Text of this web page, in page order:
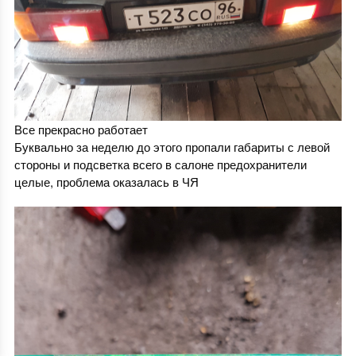
Все прекрасно работает
Буквально за неделю до этого пропали габариты с левой
стороны и подсветка всего в салоне предохранители
целые, проблема оказалась в ЧЯ